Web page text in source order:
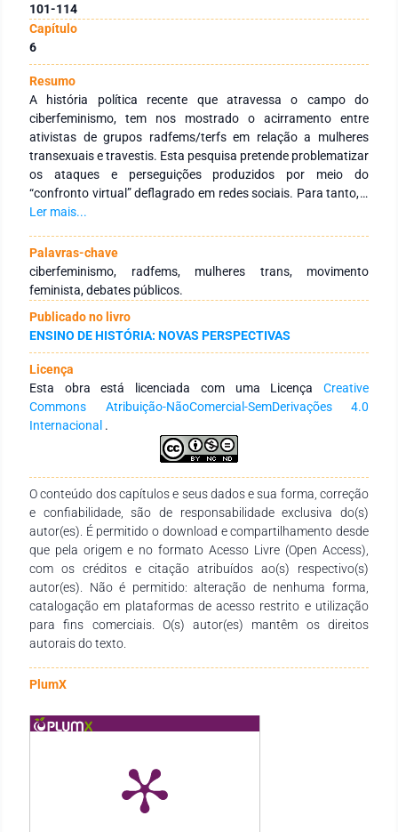
101-114
Capítulo
6
Resumo
A história política recente que atravessa o campo do
ciberfeminismo, tem nos mostrado o acirramento entre
ativistas de grupos radfems/terfs em relação a mulheres
transexuais e travestis. Esta pesquisa pretende problematizar
os ataques e perseguições produzidos por meio do
“confronto virtual” deflagrado em redes sociais. Para tanto, é
imprescindível analisar o discurso moral sob a premissa da
Também será analisado o discurso das mulheres trans, suas
reflexões críticas e contribuições ao movimento feminista,
para em seguida pensar como esse embate se insere no
âmbito dos debates públicos.
Ler mais...
Palavras-chave
ciberfeminismo, radfems, mulheres trans, movimento
feminista, debates públicos.
Publicado no livro
ENSINO DE HISTÓRIA: NOVAS PERSPECTIVAS
Licença
Esta obra está licenciada com uma Licença Creative
Commons Atribuição-NãoComercial-SemDerivações 4.0
Internacional .
O conteúdo dos capítulos e seus dados e sua forma, correção
e confiabilidade, são de responsabilidade exclusiva do(s)
autor(es). É permitido o download e compartilhamento desde
que pela origem e no formato Acesso Livre (Open Access),
com os créditos e citação atribuídos ao(s) respectivo(s)
autor(es). Não é permitido: alteração de nenhuma forma,
catalogação em plataformas de acesso restrito e utilização
para fins comerciais. O(s) autor(es) mantêm os direitos
autorais do texto.
PlumX